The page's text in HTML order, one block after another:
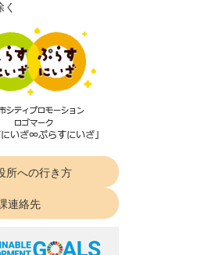
所への行き方
連絡先